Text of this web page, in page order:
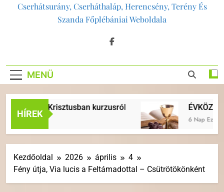
Cserhátsurány, Cserháthaláp, Herencsény, Terény És
Szanda Főplébániai Weboldala
MENÜ
HÍREK
élet Krisztusban kurzusról ÉVKÖZI 18.
6 Nap Ezelőtt
Kezdőoldal 2026 április
4
Fény útja, Via lucis a Feltámadottal – Csütrötökönként